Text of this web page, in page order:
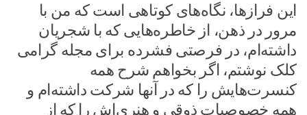
این فراز‌ها، نگاه‌های کوتاهی است که من با
مرور در ذهن، از خاطره‌هایی که با شجریان
داشته‌ام، در فرصتی فشرده برای مجله گرامی
کلک نوشتم، اگر بخواهم شرح همه
کنسرت‌هایش را که در آنها شرکت داشته‌ام و
همه خصوصیات ذوقی و هنری‌اش را که از